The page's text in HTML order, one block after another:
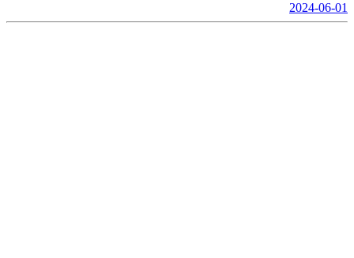
2024-06-01